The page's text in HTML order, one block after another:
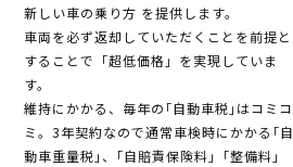
新しい車の乗り方 を提供します。
車両を必ず返却していただくことを前提と
することで「超低価格」を実現していま
す。
維持にかかる、毎年の｢自動車税｣はコミコ
ミ。3年契約なので通常車検時にかかる｢自
動車重量税｣、｢自賠責保険料｣「整備料」